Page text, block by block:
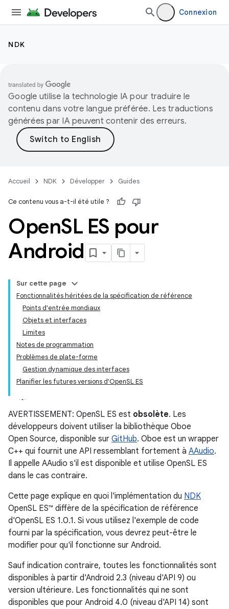
Connexion
NDK
Google utilise la technologie IA pour traduire le
contenu dans votre langue préférée. Les traductions
générées par IA peuvent contenir des erreurs.
Accueil NDK Développer Guides
Ce contenu vous a-t-il été utile ?
OpenSL ES pour
Android
Sur cette page
Fonctionnalités héritées de la spécification de référence
Points d'entrée mondiaux
Objets et interfaces
Limites
Notes de programmation
Problèmes de plate-forme
Gestion dynamique des interfaces
Planifier les futures versions d'OpenSL ES
AVERTISSEMENT: OpenSL ES est obsolète. Les
développeurs doivent utiliser la bibliothèque Oboe
Open Source, disponible sur GitHub. Oboe est un wrapper
C++ qui fournit une API ressemblant fortement à AAudio.
Il appelle AAudio s'il est disponible et utilise OpenSL ES
dans le cas contraire.
Cette page explique en quoi l'implémentation du NDK
OpenSL ES™ diffère de la spécification de référence
d'OpenSL ES 1.0.1. Si vous utilisez l'exemple de code
fourni par la spécification, vous devrez peut-être le
modifier pour qu'il fonctionne sur Android.
Sauf indication contraire, toutes les fonctionnalités sont
disponibles à partir d'Android 2.3 (niveau d'API 9) ou
version ultérieure. Les fonctionnalités qui ne sont
disponibles que pour Android 4.0 (niveau d'API 14) sont